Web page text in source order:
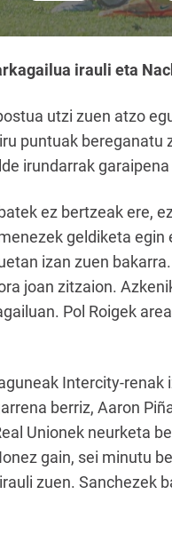
irauli eta
utzi zuen atzo
puntuak
irundarrak
ez bertzeak ere,
geldiketa
izan zuen
joan zitzaion.
Pol Roigek
Intercity-renak
berriz, Aaron
Unionek neurketa
gain, sei minutu
zuen. Sanchezek